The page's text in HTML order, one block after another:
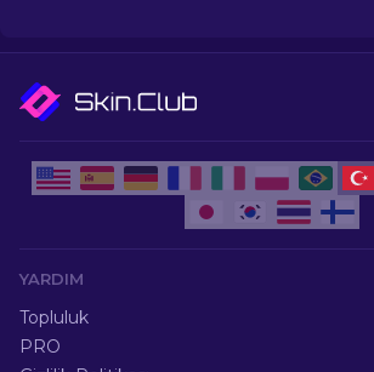
YARDIM
Topluluk
PRO